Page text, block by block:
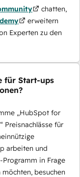
chatten,
erweitern
Experten zu den
für Start-ups
„HubSpot for
Preisnachlässe für
arbeiten und
in Frage
besuchen